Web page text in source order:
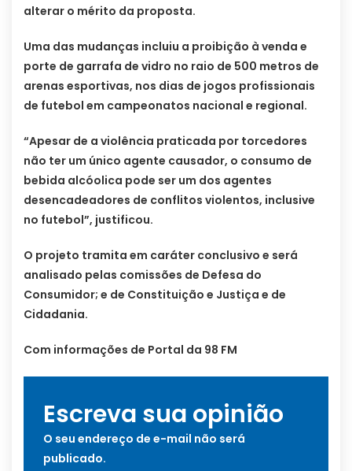
alterar o mérito da proposta.
Uma das mudanças incluiu a proibição à venda e
porte de garrafa de vidro no raio de 500 metros de
arenas esportivas, nos dias de jogos profissionais
de futebol em campeonatos nacional e regional.
“Apesar de a violência praticada por torcedores
não ter um único agente causador, o consumo de
bebida alcóolica pode ser um dos agentes
desencadeadores de conflitos violentos, inclusive
no futebol”, justificou.
O projeto tramita em caráter conclusivo e será
analisado pelas comissões de Defesa do
Consumidor; e de Constituição e Justiça e de
Cidadania.
Com informações de Portal da 98 FM
Escreva sua opinião
O seu endereço de e-mail não será
publicado.